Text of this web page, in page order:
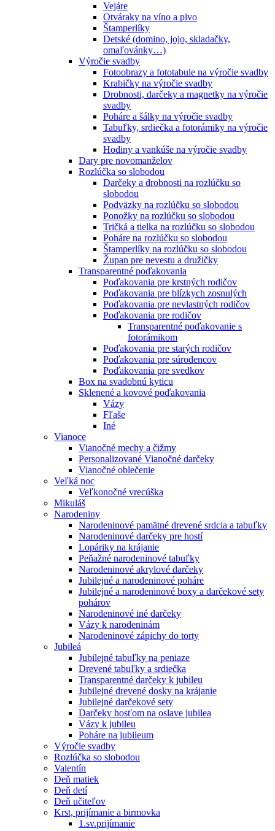
Vejáre
Otváraky na víno a pivo
Štamperlíky
Detské (domino, jojo, skladačky,
omaľovánky…)
Výročie svadby
Fotoobrazy a fototabule na výročie svadby
Krabičky na výročie svadby
Drobnosti, darčeky a magnetky na výročie
svadby
Poháre a šálky na výročie svadby
Tabuľky, srdiečka a fotorámiky na výročie
svadby
Hodiny a vankúše na výročie svadby
Dary pre novomanželov
Rozlúčka so slobodou
Darčeky a drobnosti na rozlúčku so
slobodou
Podväzky na rozlúčku so slobodou
Ponožky na rozlúčku so slobodou
Tričká a tielka na rozlúčku so slobodou
Poháre na rozlúčku so slobodou
Štamperlíky na rozlúčku so slobodou
Župan pre nevestu a družičky
Transparentné poďakovania
Poďakovania pre krstných rodičov
Poďakovania pre blízkych zosnulých
Poďakovania pre nevlastných rodičov
Poďakovania pre rodičov
Transparentné poďakovanie s
fotorámikom
Poďakovania pre starých rodičov
Poďakovania pre súrodencov
Poďakovania pre svedkov
Box na svadobnú kyticu
Sklenené a kovové poďakovania
Vázy
Fľaše
Iné
Vianoce
Vianočné mechy a čižmy
Personalizované Vianočné darčeky
Vianočné oblečenie
Veľká noc
Veľkonočné vrecúška
Mikuláš
Narodeniny
Narodeninové pamätné drevené srdcia a tabuľky
Narodeninové darčeky pre hostí
Lopáriky na krájanie
Peňažné narodeninové tabuľky
Narodeninové akrylové darčeky
Jubilejné a narodeninové poháre
Jubilejné a narodeninové boxy a darčekové sety
pohárov
Narodeninové iné darčeky
Vázy k narodeninám
Narodeninové zápichy do torty
Jubileá
Jubilejné tabuľky na peniaze
Drevené tabuľky a srdiečka
Transparentné darčeky k jubileu
Jubilejné drevené dosky na krájanie
Jubilejné darčekové sety
Darčeky hosťom na oslave jubilea
Vázy k jubileu
Poháre na jubileum
Výročie svadby
Rozlúčka so slobodou
Valentín
Deň matiek
Deň detí
Deň učiteľov
Krst, prijímanie a birmovka
1.sv.prijímanie